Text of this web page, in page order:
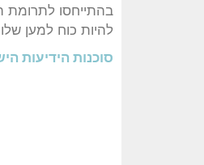
בהתייחסו לתרומת
להיות כוח למען
סוכנות הידיעות